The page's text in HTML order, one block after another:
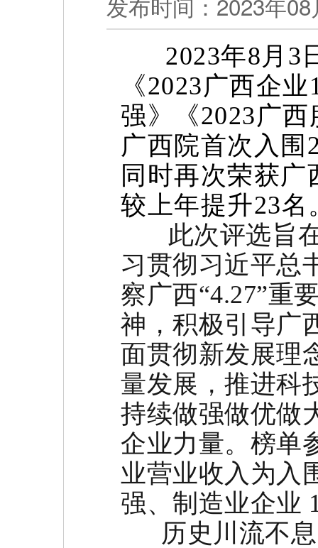
2023年8月3
《2023广西企业
强》《2023广
广西院首次入围
同时再次荣获
较上年提升23名
此次评选旨在
习贯彻习近平总
察广西“4.27”重
神，积极引导广
面贯彻新发展理
量发展，推进科
持续做强做优做
企业力量。榜单
业营业收入为入
强、制造业企业
历史川流不息